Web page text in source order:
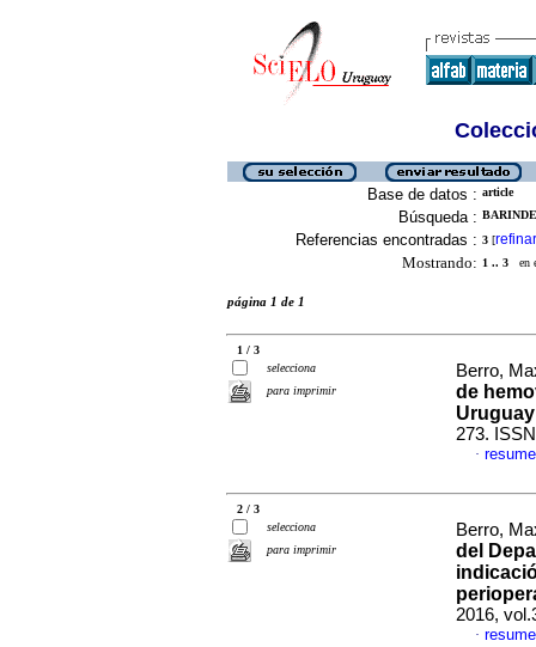
Base de datos : article
Búsqueda :
Referencias encontradas : 3 [refinar
Mostrando: 1 .. 3 en
página 1 de 1
1 / 3
selecciona
para imprimir
Berro,
de
Uruguay
273.
·
2 / 3
selecciona
para imprimir
Berro,
del
2016,
·